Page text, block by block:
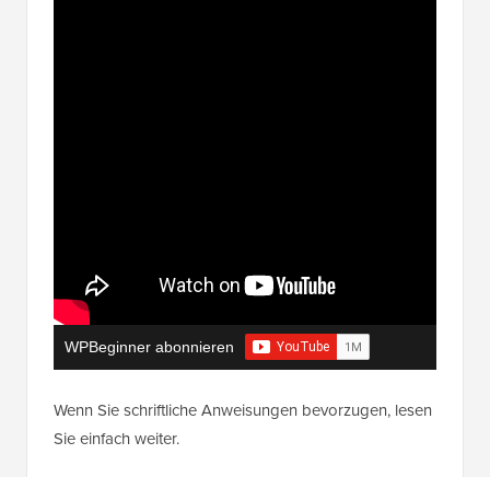
WPBeginner abonnieren
Wenn Sie schriftliche Anweisungen bevorzugen, lesen
Sie einfach weiter.